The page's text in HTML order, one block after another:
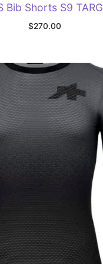
Bib Shorts S9
$270.00